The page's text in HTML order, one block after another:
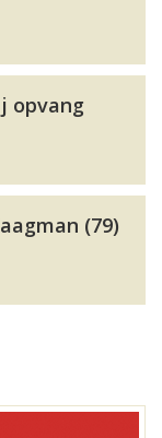
opvang
(79)